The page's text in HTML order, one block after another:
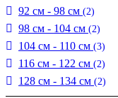
92 см - 98 см (2)
98 см - 104 см (2)
104 см - 110 см (3)
116 см - 122 см (2)
128 см - 134 см (2)